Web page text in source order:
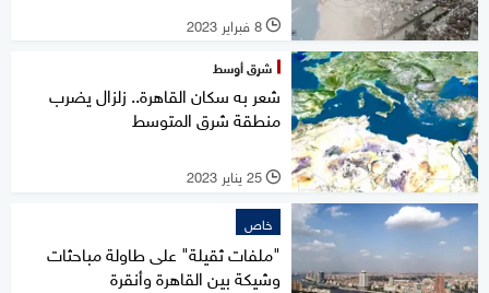
l 8 فبراير 2023
شرق أوسط
شعر به سكان القاهرة.. زلزال يضرب
منطقة شرق المتوسط
l 25 يناير 2023
خاص
"ملفات ثقيلة" على طاولة مباحثات
وشيكة بين القاهرة وأنقرة